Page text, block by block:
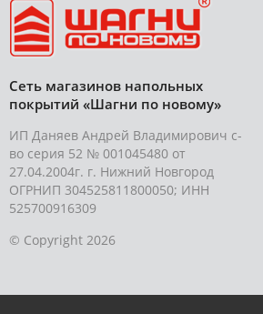
Сеть магазинов напольных
покрытий «Шагни по новому»
ИП Даняев Андрей Владимирович с-
во серия 52 № 001045480 от
27.04.2004г. г. Нижний Новгород
ОГРНИП 304525811800050; ИНН
525700916309
© Copyright 2026